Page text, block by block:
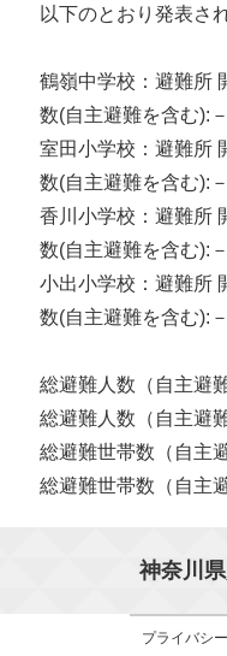
以下のとおり発表さ
鶴嶺中学校：避難所
数(自主避難を含む):
室田小学校：避難所
数(自主避難を含む):
香川小学校：避難所
数(自主避難を含む):
小出小学校：避難所
数(自主避難を含む):
総避難人数（自主避
総避難人数（自主避
総避難世帯数（自主
総避難世帯数（自主
神奈川
プライバシ